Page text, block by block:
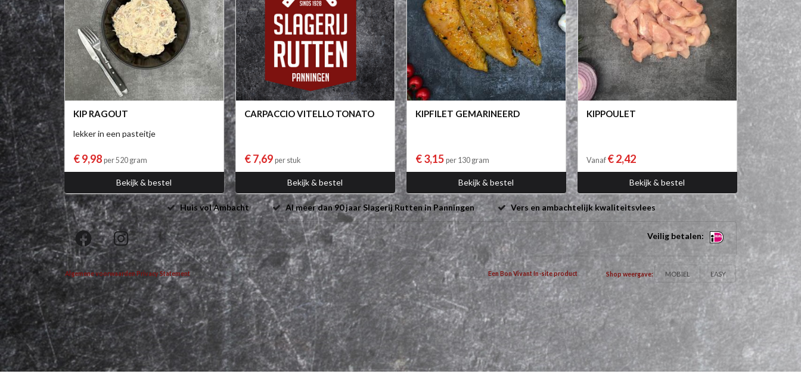
KIP RAGOUT
lekker in een pasteitje
€ 9,98 per 520 gram
Bekijk & bestel
CARPACCIO VITELLO TONATO
€ 7,69 per stuk
Bekijk & bestel
KIPFILET GEMARINEERD
€ 3,15 per 130 gram
Bekijk & bestel
KIPPOULET
Vanaf € 2,42
Bekijk & bestel
Huis vol Ambacht Al meer dan 90 jaar Slagerij Rutten in Panningen Vers en ambachtelijk kwaliteitsvlees
Veilig betalen:
Algemene voorwaarden Privacy Statement Een Bon Vivant In-site product Shop weergave: MOBIEL EASY